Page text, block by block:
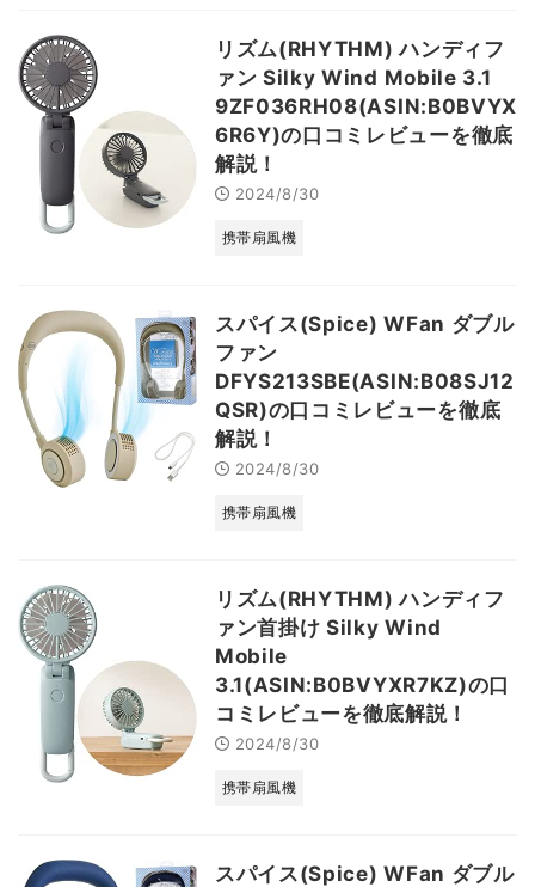
リズム(RHYTHM) ハンディフ
ァン Silky Wind Mobile 3.1
9ZF036RH08(ASIN:B0BVYX
6R6Y)の口コミレビューを徹底
解説！
2024/8/30
携帯扇風機
スパイス(Spice) WFan ダブル
ファン
DFYS213SBE(ASIN:B08SJ12
QSR)の口コミレビューを徹底
解説！
2024/8/30
携帯扇風機
リズム(RHYTHM) ハンディフ
ァン首掛け Silky Wind
Mobile
3.1(ASIN:B0BVYXR7KZ)の口
コミレビューを徹底解説！
2024/8/30
携帯扇風機
スパイス(Spice) WFan ダブル